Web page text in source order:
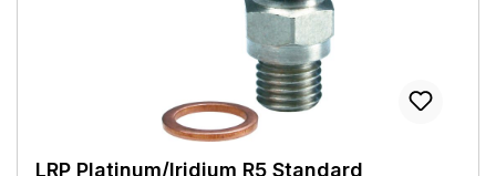
LRP Platinum/Iridium R5 Standard